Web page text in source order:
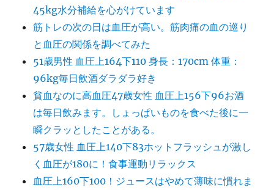
45kg水分補給を心がけています
筋トレの次の日は血圧が高い。筋肉痛の血の巡り
と血圧の関係を調べてみた
51歳男性 血圧上164下110 身長：170cm 体重：
96kg毎日飲酒ダラダラ好き
貧血なのに高血圧47歳女性 血圧上156下96お酒
は毎日飲みます。しょっぱいものを食べた後に一
瞬クラッとしたことがある。
57歳女性 血圧上140下83ホットフラッシュが激し
く血圧が180に！食事運動リラックス
血圧上160下100！ジュースはやめて薄味に慣れま